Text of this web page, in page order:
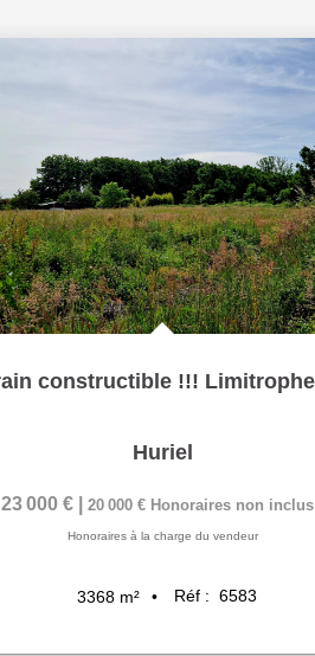
Huriel
23 000 € 20 000 € Honoraires non inclus
Honoraires à la charge du vendeur
3368 m² Réf : 6583